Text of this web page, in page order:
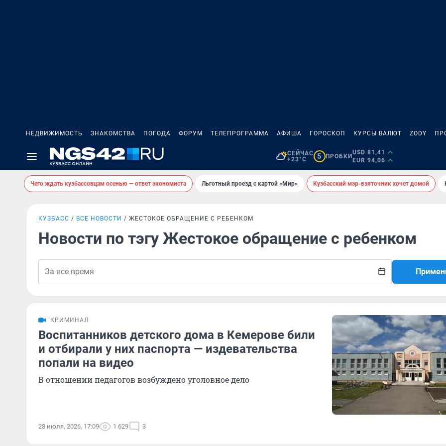
НЕДВИЖИМОСТЬ ЗНАКОМСТВА ПОГОДА ФОРУМ ТЕЛЕПРОГРАММА АФИША ГОРОСКОП КУРСЫ ВАЛЮТ ZODY
СЕЙЧАС
+23°C
5 ПРОБКИ
USD 81,41
EUR 94,06
Чего ждать кузбассовцам осенью — ответ экономиста Льготный проезд с картой «Мир» Кузбасский мэр-взяточник хочет домой
КУЗБАСС ВСЕ НОВОСТИ ЖЕСТОКОЕ ОБРАЩЕНИЕ С РЕБЕНКОМ
Новости по тэгу Жестокое обращение с ребенком
КРИМИНАЛ
Воспитанников детского дома в Кемерове били
и отбирали у них паспорта — издевательства
попали на видео
В отношении педагогов возбуждено уголовное дело
28 июля, 2026, 17:09 1 629 3